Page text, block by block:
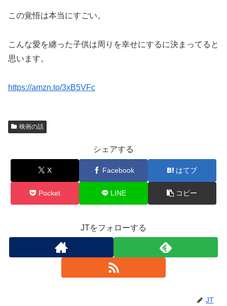
この覚悟は本当にすごい。
こんな愛を纏った子供は周りを幸せにするに決まってると
思います。
https://amzn.to/3xB5VFc
映画の話
シェアする
X Facebook はてブ
Pocket LINE コピー
JTをフォローする
JT